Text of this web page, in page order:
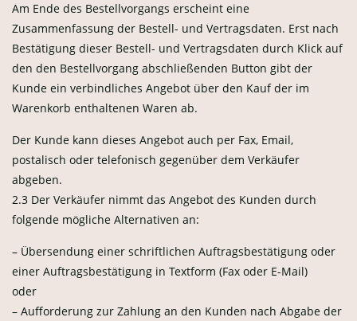
Am Ende des Bestellvorgangs erscheint eine
Zusammenfassung der Bestell- und Vertragsdaten. Erst nach
Bestätigung dieser Bestell- und Vertragsdaten durch Klick auf
den den Bestellvorgang abschließenden Button gibt der
Kunde ein verbindliches Angebot über den Kauf der im
Warenkorb enthaltenen Waren ab.
Der Kunde kann dieses Angebot auch per Fax, Email,
postalisch oder telefonisch gegenüber dem Verkäufer
abgeben.
2.3 Der Verkäufer nimmt das Angebot des Kunden durch
folgende mögliche Alternativen an:
– Übersendung einer schriftlichen Auftragsbestätigung oder
einer Auftragsbestätigung in Textform (Fax oder E-Mail)
oder
– Aufforderung zur Zahlung an den Kunden nach Abgabe der